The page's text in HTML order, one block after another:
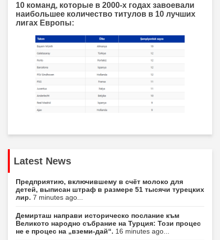
10 команд, которые в 2000-х годах завоевали
наибольшее количество титулов в 10 лучших
лигах Европы:
Latest News
Предприятию, включившему в счёт молоко для
детей, выписан штраф в размере 51 тысячи турецких
лир. 7 minutes ago...
Демирташ направи историческо послание към
Великото народно събрание на Турция: Този процес
не е процес на „вземи-дай“. 16 minutes ago...